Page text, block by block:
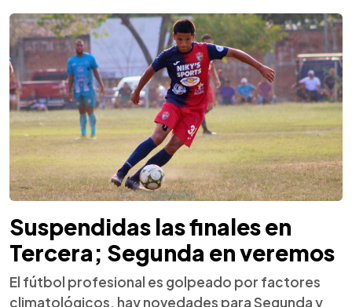
Suspendidas las finales en
Tercera; Segunda en veremos
El fútbol profesional es golpeado por factores
climatológicos, hay novedades para Segunda y